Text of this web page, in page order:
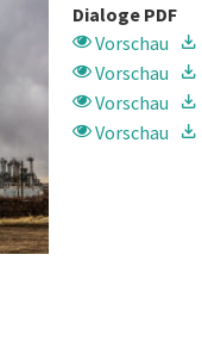
Dialoge PDF
Vorschau
Vorschau
Vorschau
Vorschau